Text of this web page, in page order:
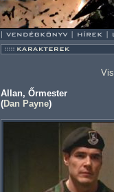
Allan, Őrmester
(Dan Payne)